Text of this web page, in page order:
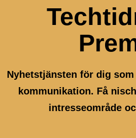
Nyhetstjänsten för dig
kommunikation. Få
intresseområde